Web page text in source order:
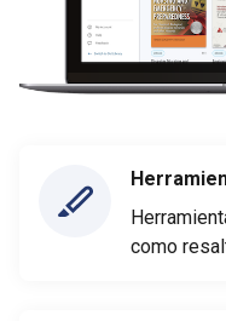
como